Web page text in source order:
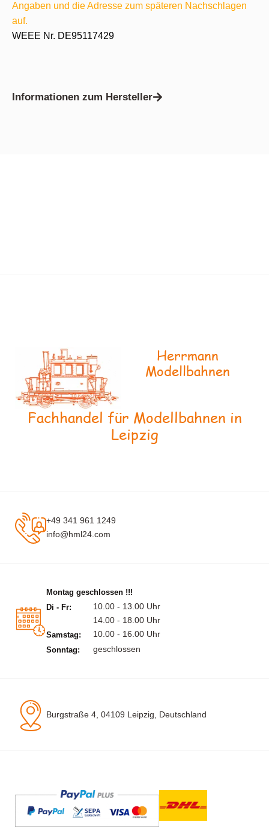
Angaben und die Adresse zum späteren Nachschlagen
auf.
WEEE Nr. DE95117429
Informationen zum Hersteller
Herrmann
Modellbahnen
Fachhandel für Modellbahnen in
Leipzig
+49 341 961 1249
info@hml24.com
Montag geschlossen !!!
Di - Fr:
10.00 - 13.00 Uhr
14.00 - 18.00 Uhr
Samstag: 10.00 - 16.00 Uhr
Sonntag: geschlossen
Burgstraße 4, 04109 Leipzig, Deutschland